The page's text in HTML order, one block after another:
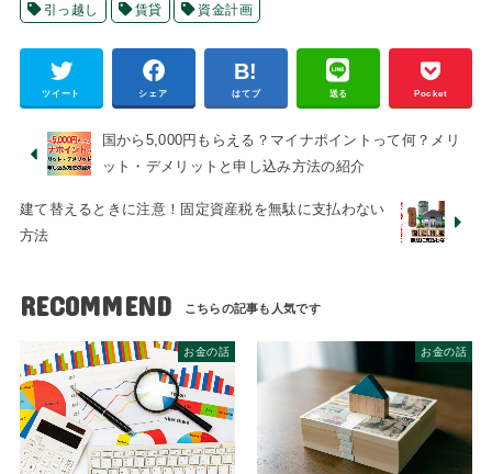
引っ越し 賃貸 資金計画
ツイート シェア はてブ 送る Pocket
国から5,000円もらえる？マイナポイントって何？メリ
ット・デメリットと申し込み方法の紹介
建て替えるときに注意！固定資産税を無駄に支払わない
方法
RECOMMEND
お金の話 お金の話